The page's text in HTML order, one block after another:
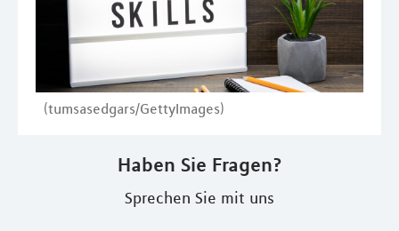
(tumsasedgars/GettyImages)
Haben Sie Fragen?
Sprechen Sie mit uns